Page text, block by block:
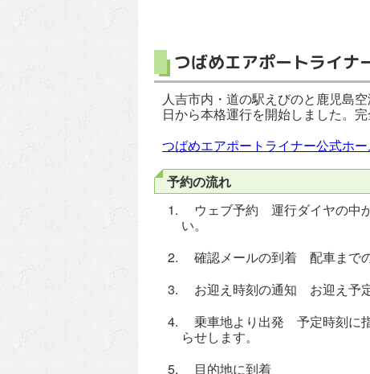
つばめエアポートライナ
人吉市内・道の駅えびのと鹿児島
日から本格運行を開始しました。
つばめエアポートライナー公式ホー
予約の流れ
ウェブ予約 運行ダイヤの中
い。
確認メールの到着 配車までの
お迎え時刻の通知 お迎え予定
乗車地より出発 予定時刻に
らせします。
目的地に到着